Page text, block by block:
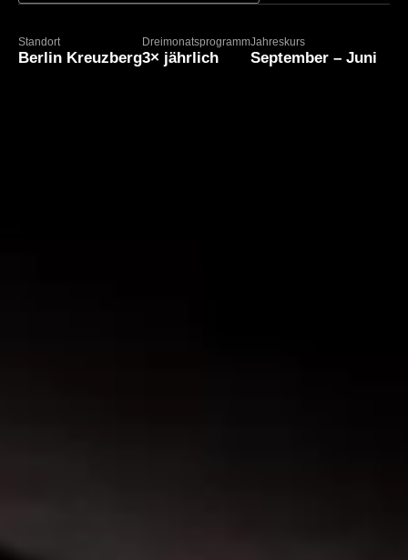
Standort
Berlin Kreuzberg
Dreimonatsprogramm
3× jährlich
Jahreskurs
September – Juni